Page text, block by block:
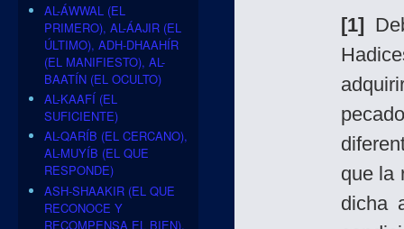
[1]
que la
dicha
AL-ÁWWAL (EL
PRIMERO), AL-ÁAJIR (EL
ÚLTIMO), ADH-DHAAHÍR
(EL MANIFIESTO), AL-
BAATÍN (EL OCULTO)
AL-KAAFÍ (EL
SUFICIENTE)
AL-QARÍB (EL CERCANO),
AL-MUYÍB (EL QUE
RESPONDE)
ASH-SHAAKIR (EL QUE
RECONOCE Y
RECOMPENSA EL BIEN),